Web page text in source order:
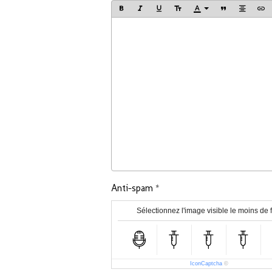
Anti-spam
Sélectionnez l'image visible le moins de
IconCaptcha ©